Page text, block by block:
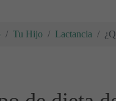
Tu Hijo Lactancia